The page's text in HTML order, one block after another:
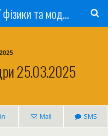
Кафедра загальної фізики та моделювання фізичних процесів
25.03.2025
Mail SMS